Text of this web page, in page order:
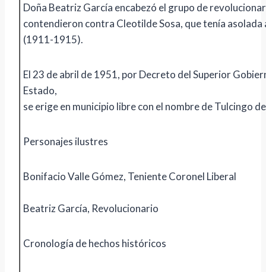
Doña Beatriz García encabezó el grupo de
contendieron contra Cleotilde Sosa, que tenía asolada
(1911-1915).
El 23 de abril de 1951, por Decreto del Superior
Estado,
se erige en municipio libre con el nombre de Tulcingo
Personajes ilustres
Bonifacio Valle Gómez, Teniente Coronel Liberal
Beatriz García, Revolucionario
Cronología de hechos históricos